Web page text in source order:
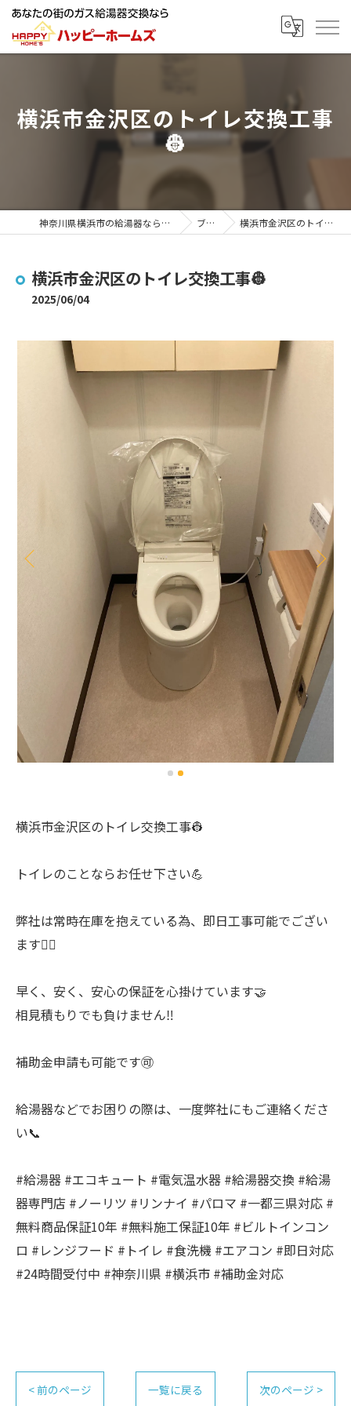
横浜市金沢区のトイレ交換工事
👷
神奈川県横浜市の給湯器ならハッピーホームズ ブログ 横浜市金沢区のトイレ交換工事👷
横浜市金沢区のトイレ交換工事👷
2025/06/04
横浜市金沢区のトイレ交換工事👷
トイレのことならお任せ下さい💪
弊社は常時在庫を抱えている為、即日工事可能でござい
ます🙆‍♂️
早く、安く、安心の保証を心掛けています🤝
相見積もりでも負けません‼️
補助金申請も可能です🉑
給湯器などでお困りの際は、一度弊社にもご連絡くださ
い📞
#給湯器 #エコキュート #電気温水器 #給湯器交換 #給湯
器専門店 #ノーリツ #リンナイ #パロマ #一都三県対応 #
無料商品保証10年 #無料施工保証10年 #ビルトインコン
ロ #レンジフード #トイレ #食洗機 #エアコン #即日対応
#24時間受付中 #神奈川県 #横浜市 #補助金対応
< 前のページ 一覧に戻る 次のページ >